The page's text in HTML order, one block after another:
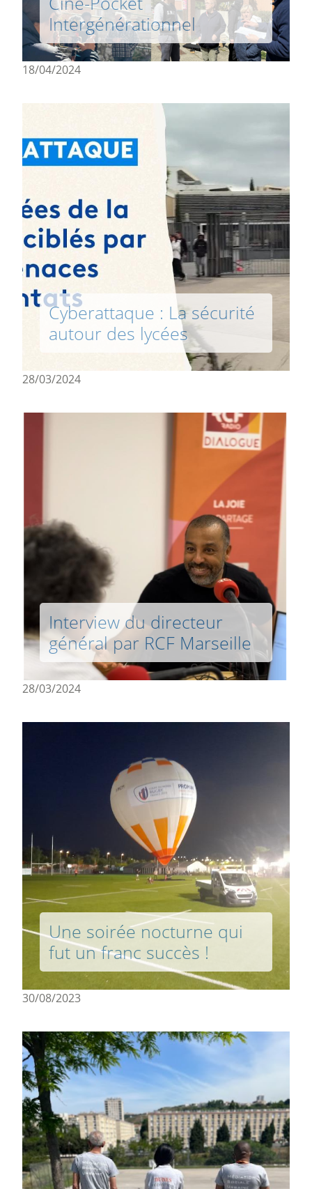
Intergénérationnel
18/04/2024
Cyberattaque : La sécurité
autour des lycées
28/03/2024
Interview du directeur
général par RCF Marseille
28/03/2024
Une soirée nocturne qui
fut un franc succès !
30/08/2023